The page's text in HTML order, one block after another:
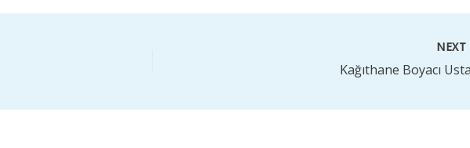
NEXT
Kağıthane Boyacı